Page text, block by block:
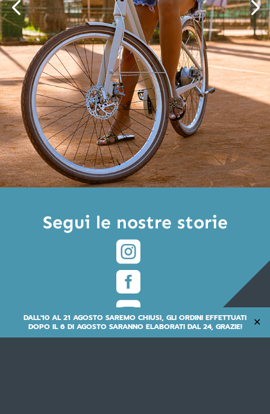
DALL'10 AL 21 AGOSTO SAREMO CHIUSI, GLI ORDINI EFFETTUATI
DOPO IL 6 DI AGOSTO SARANNO ELABORATI DAL 24, GRAZIE!
✕
Segui le nostre storie


